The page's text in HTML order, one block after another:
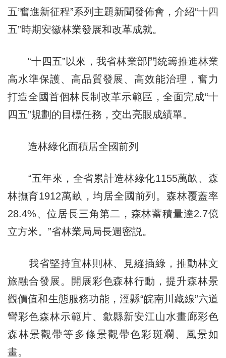
五’奮進新征程”系列主題新聞發佈會，介紹“十四
五”時期安徽林業發展和改革成就。
“十四五”以來，我省林業部門統籌推進林業
高水準保護、高品質發展、高效能治理，奮力
打造全國首個林長制改革示範區，全面完成“十
四五”規劃的目標任務，交出亮眼成績單。
造林綠化面積居全國前列
“五年來，全省累計造林綠化1155萬畝、森
林撫育1912萬畝，均居全國前列。森林覆蓋率
28.4%、位居長三角第二，森林蓄積量達2.7億
立方米。”省林業局局長週密説。
我省堅持宜林則林、見縫插綠，推動林文
旅融合發展。開展彩色森林行動，提升森林景
觀價值和生態服務功能，涇縣“皖南川藏線”六道
彎彩色森林示範片、歙縣新安江山水畫廊彩色
森林景觀帶等多條景觀帶色彩斑斕、風景如
畫。